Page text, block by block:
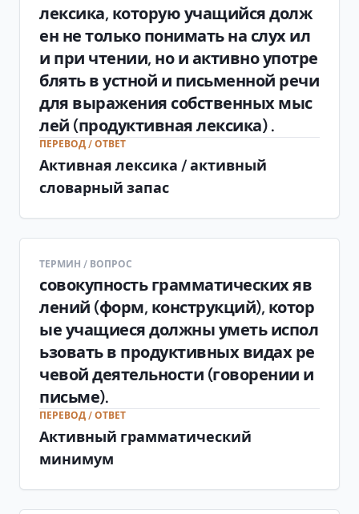
лексика, которую учащийся долж
ен не только понимать на слух ил
и при чтении, но и активно употре
блять в устной и письменной речи
для выражения собственных мыс
лей (продуктивная лексика) .
ПЕРЕВОД / ОТВЕТ
Активная лексика / активный
словарный запас
ТЕРМИН / ВОПРОС
совокупность грамматических яв
лений (форм, конструкций), котор
ые учащиеся должны уметь испол
ьзовать в продуктивных видах ре
чевой деятельности (говорении и
письме).
ПЕРЕВОД / ОТВЕТ
Активный грамматический
минимум